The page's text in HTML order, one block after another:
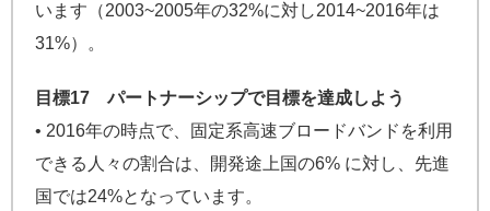
います（2003~2005年の32%に対し2014~2016年は
31%）。
目標17 パートナーシップで目標を達成しよう
• 2016年の時点で、固定系高速ブロードバンドを利用
できる人々の割合は、開発途上国の6% に対し、先進
国では24%となっています。